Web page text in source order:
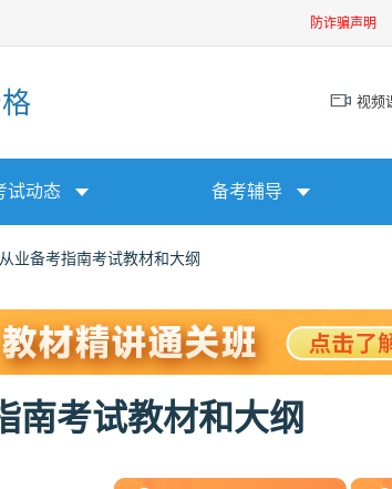
防诈骗声明
视频
试动态 备考辅导
业备考指南考试教材和大纲
南考试教材和大纲